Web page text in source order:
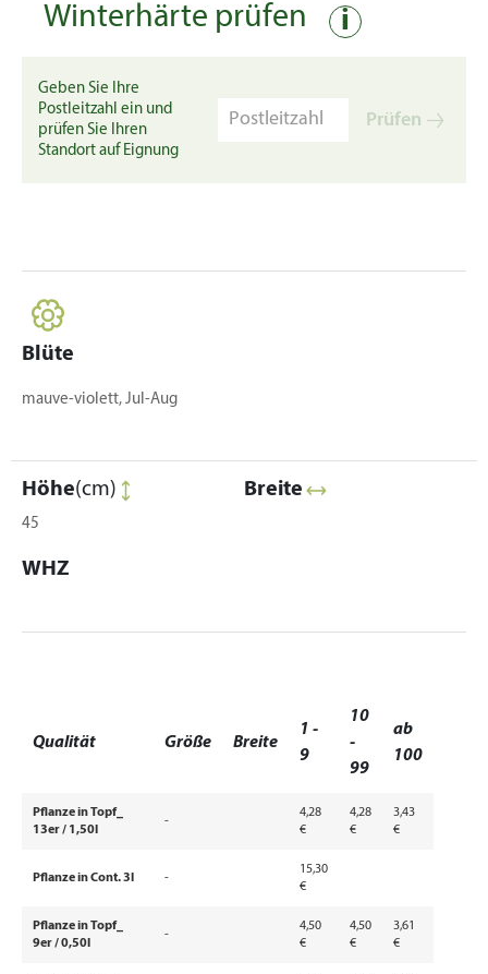
Winterhärte prüfen i
Geben Sie Ihre
Postleitzahl ein und
prüfen Sie Ihren
Standort auf Eignung
Prüfen
Blüte
mauve-violett, Jul-Aug
Höhe(cm)
45
Breite
WHZ
Qualität Größe Breite
1 -
9
10
-
99
ab
100
Pflanze in Topf_
13er / 1,50l
-
4,28
€
4,28
€
3,43
€
Pflanze in Cont. 3l -
15,30
€
Pflanze in Topf_
9er / 0,50l
-
4,50
€
4,50
€
3,61
€